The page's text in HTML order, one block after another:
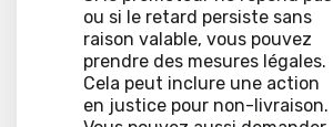
ou si le retard persiste sans
raison valable, vous pouvez
prendre des mesures légales.
Cela peut inclure une action
en justice pour non-livraison.